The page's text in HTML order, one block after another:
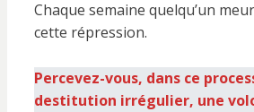
Chaque semaine quelqu’un
cette répression.
Percevez-vous, dans ce
destitution irrégulier, une